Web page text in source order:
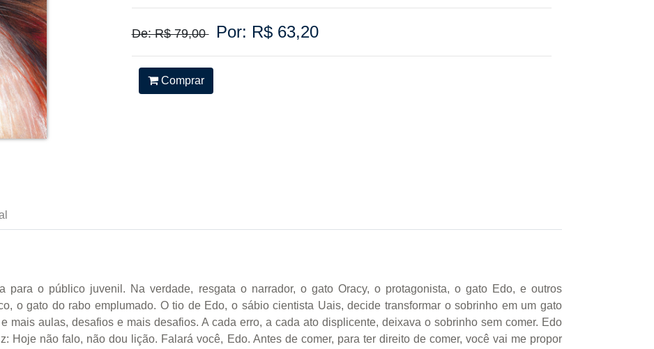
De: R$ 79,00 Por: R$ 63,20
Comprar
para o público juvenil. Na verdade, resgata o narrador, o gato Oracy, o protagonista, o gato Edo, e outros
o gato do rabo emplumado. O tio de Edo, o sábio cientista Uais, decide transformar o sobrinho em um gato
mais aulas, desafios e mais desafios. A cada erro, a cada ato displicente, deixava o sobrinho sem comer. Edo
Hoje não falo, não dou lição. Falará você, Edo. Antes de comer, para ter direito de comer, você vai me propor